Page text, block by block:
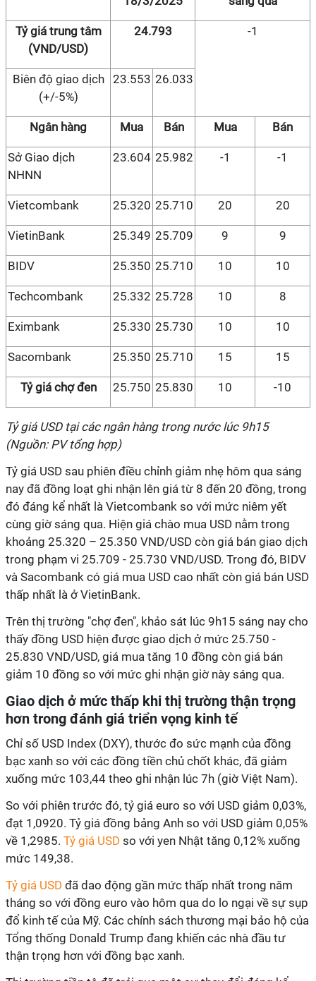
Tỷ giá trung tâm
(VND/USD)
24.793 -1
Biên độ giao dịch
(+/-5%)
23.553 26.033
Ngân hàng Mua Bán Mua Bán
Sở Giao dịch
NHNN
23.604 25.982 -1 -1
Vietcombank 25.320 25.710 20 20
VietinBank 25.349 25.709 9 9
BIDV 25.350 25.710 10 10
Techcombank 25.332 25.728 10 8
Eximbank 25.330 25.730 10 10
Sacombank 25.350 25.710 15 15
Tỷ giá chợ đen 25.750 25.830 10 -10
Tỷ giá USD tại các ngân hàng trong nước lúc 9h15
(Nguồn: PV tổng hợp)
Tỷ giá USD sau phiên điều chỉnh giảm nhẹ hôm qua sáng
nay đã đồng loạt ghi nhận lên giá từ 8 đến 20 đồng, trong
đó đáng kể nhất là Vietcombank so với mức niêm yết
cùng giờ sáng qua. Hiện giá chào mua USD nằm trong
khoảng 25.320 – 25.350 VND/USD còn giá bán giao dịch
trong phạm vi 25.709 - 25.730 VND/USD. Trong đó, BIDV
và Sacombank có giá mua USD cao nhất còn giá bán USD
thấp nhất là ở VietinBank.
Trên thị trường "chợ đen", khảo sát lúc 9h15 sáng nay cho
thấy đồng USD hiện được giao dịch ở mức 25.750 -
25.830 VND/USD, giá mua tăng 10 đồng còn giá bán
giảm 10 đồng so với mức ghi nhận giờ này sáng qua.
Giao dịch ở mức thấp khi thị trường thận trọng
hơn trong đánh giá triển vọng kinh tế
Chỉ số USD Index (DXY), thước đo sức mạnh của đồng
bạc xanh so với các đồng tiền chủ chốt khác, đã giảm
xuống mức 103,44 theo ghi nhận lúc 7h (giờ Việt Nam).
So với phiên trước đó, tỷ giá euro so với USD giảm 0,03%,
đạt 1,0920. Tỷ giá đồng bảng Anh so với USD giảm 0,05%
về 1,2985. Tỷ giá USD so với yen Nhật tăng 0,12% xuống
mức 149,38.
Tỷ giá USD đã dao động gần mức thấp nhất trong năm
tháng so với đồng euro vào hôm qua do lo ngại về sự sụp
đổ kinh tế của Mỹ. Các chính sách thương mại bảo hộ của
Tổng thống Donald Trump đang khiến các nhà đầu tư
thận trọng hơn với đồng bạc xanh.